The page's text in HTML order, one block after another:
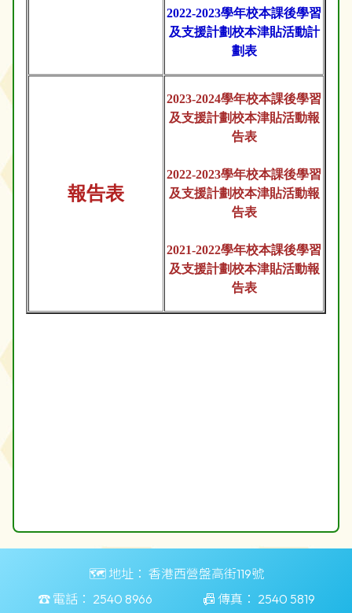
2022-2023學年校本課後學習
及支援計劃校本津貼活動計
劃表
報告表
2023-2024學年校本課後學習
及支援計劃校本津貼活動報
告表
2022-2023學年校本課後學習
及支援計劃校本津貼活動報
告表
2021-2022學年校本課後學習
及支援計劃校本津貼活動報
告表
🗺️ 地址： 香港西營盤高街119號
☎️ 電話： 2540 8966 📠 傳真： 2540 5819